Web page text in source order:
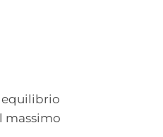
equilibrio
massimo